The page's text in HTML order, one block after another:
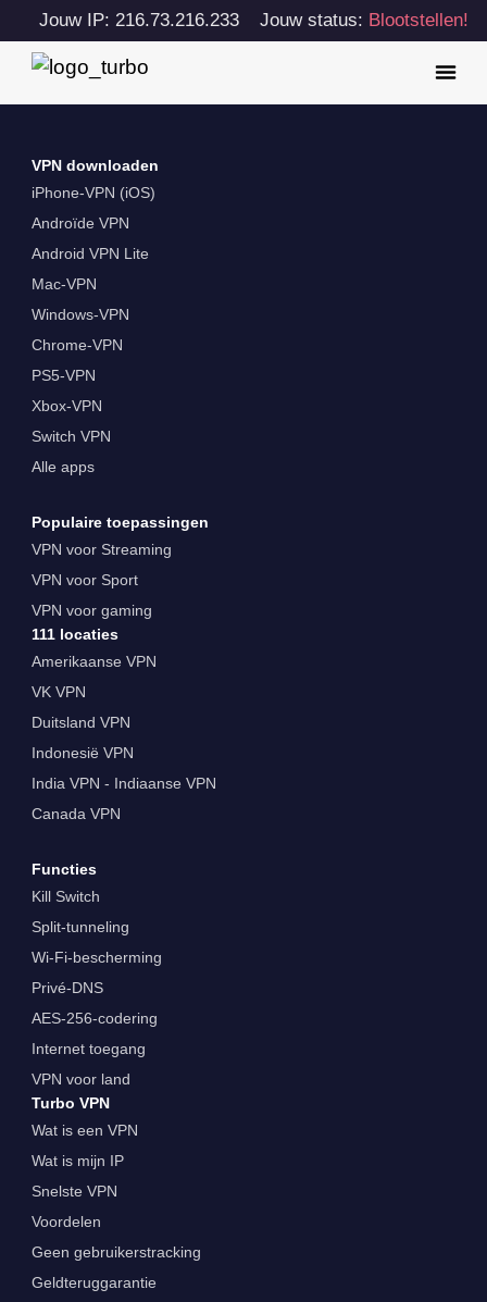
Jouw IP: 216.73.216.233 Jouw status: Blootstellen!
VPN downloaden
iPhone-VPN (iOS)
Androïde VPN
Android VPN Lite
Mac-VPN
Windows-VPN
Chrome-VPN
PS5-VPN
Xbox-VPN
Switch VPN
Alle apps
Populaire toepassingen
VPN voor Streaming
VPN voor Sport
VPN voor gaming
111 locaties
Amerikaanse VPN
VK VPN
Duitsland VPN
Indonesië VPN
India VPN - Indiaanse VPN
Canada VPN
Functies
Kill Switch
Split-tunneling
Wi-Fi-bescherming
Privé-DNS
AES-256-codering
Internet toegang
VPN voor land
Turbo VPN
Wat is een VPN
Wat is mijn IP
Snelste VPN
Voordelen
Geen gebruikerstracking
Geldteruggarantie